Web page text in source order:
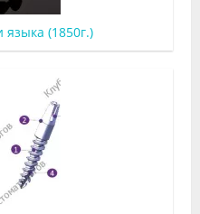
языка (1850г.)